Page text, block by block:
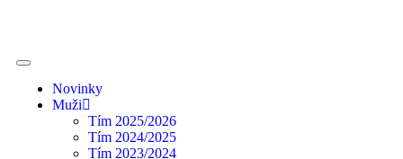
Novinky
Muži
Tím 2025/2026
Tím 2024/2025
Tím 2023/2024